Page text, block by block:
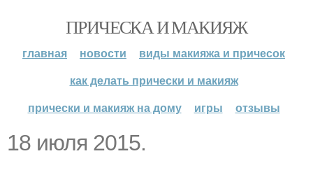
ПРИЧЕСКА И МАКИЯЖ
главная новости
виды макияжа и причесок
как делать прически и макияж
прически и макияж на дому
игры отзывы
18 июля 2015.